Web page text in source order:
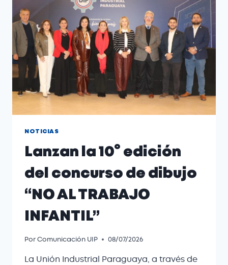
NOTICIAS
Lanzan la 10° edición
del concurso de dibujo
“NO AL TRABAJO
INFANTIL”
PorComunicación UIP 08/07/2026
La Unión Industrial Paraguaya, a través de